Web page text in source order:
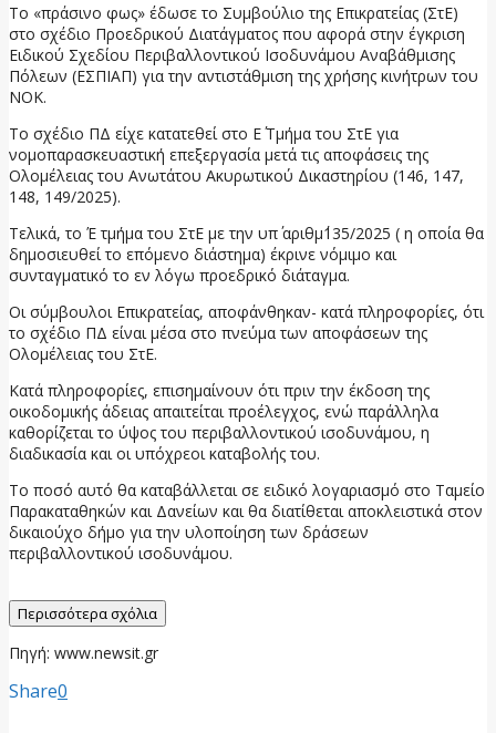
Το «πράσινο φως» έδωσε το Συμβούλιο της Επικρατείας (ΣτΕ)
στο σχέδιο Προεδρικού Διατάγματος που αφορά στην έγκριση
Ειδικού Σχεδίου Περιβαλλοντικού Ισοδυνάμου Αναβάθμισης
Πόλεων (ΕΣΠΙΑΠ) για την αντιστάθμιση της χρήσης κινήτρων του
ΝΟΚ.
Το σχέδιο ΠΔ είχε κατατεθεί στο Ε΄ Τμήμα του ΣτΕ για
νομοπαρασκευαστική επεξεργασία μετά τις αποφάσεις της
Ολομέλειας του Ανωτάτου Ακυρωτικού Δικαστηρίου (146, 147,
148, 149/2025).
Τελικά, το Έ τμήμα του ΣτΕ με την υπ΄ αριθμ΄135/2025 ( η οποία θα
δημοσιευθεί το επόμενο διάστημα) έκρινε νόμιμο και
συνταγματικό το εν λόγω προεδρικό διάταγμα.
Οι σύμβουλοι Επικρατείας, αποφάνθηκαν- κατά πληροφορίες, ότι
το σχέδιο ΠΔ είναι μέσα στο πνεύμα των αποφάσεων της
Ολομέλειας του ΣτΕ.
Κατά πληροφορίες, επισημαίνουν ότι πριν την έκδοση της
οικοδομικής άδειας απαιτείται προέλεγχος, ενώ παράλληλα
καθορίζεται το ύψος του περιβαλλοντικού ισοδυνάμου, η
διαδικασία και οι υπόχρεοι καταβολής του.
Το ποσό αυτό θα καταβάλλεται σε ειδικό λογαριασμό στο Ταμείο
Παρακαταθηκών και Δανείων και θα διατίθεται αποκλειστικά στον
δικαιούχο δήμο για την υλοποίηση των δράσεων
περιβαλλοντικού ισοδυνάμου.
Περισσότερα σχόλια
Πηγή: www.newsit.gr
Share0